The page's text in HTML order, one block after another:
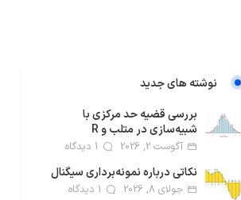
نوشته های جدید
بررسی قضیه حد مرکزی با
شبیه‌سازی در متلب و R
آگوست 2, 2026 1 دیدگاه
نکاتی درباره نمونه‌برداری سیگنال
جولای 8, 2026 1 دیدگاه